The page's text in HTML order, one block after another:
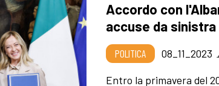
Accordo con
accuse da sinistra
POLITICA 08_11_2023
Entro la primavera del